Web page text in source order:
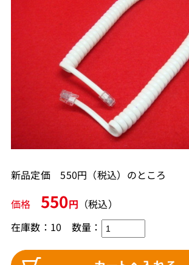
新品定価 550円（税込）のところ
価格 550円 （税込）
在庫数：10 数量：